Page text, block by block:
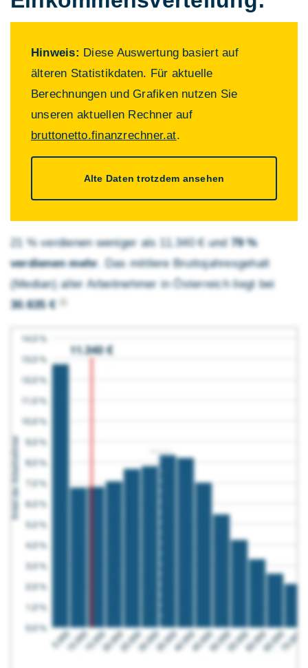
Hinweis: Diese Auswertung basiert auf
älteren Statistikdaten. Für aktuelle
Berechnungen und Grafiken nutzen Sie
unseren aktuellen Rechner auf
bruttonetto.finanzrechner.at.
Alte Daten trotzdem ansehen
21 % verdienen weniger als 11.340 € und 79 %
verdienen mehr . Das mittlere Brutto­jahres­gehalt
(Median) aller Arbeitnehmer in Österreich liegt bei
30.635 €